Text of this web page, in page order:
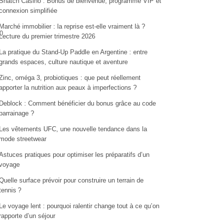
simplifiée
immobilier : la reprise est-elle vraiment là ?
du premier trimestre 2026
pratique du Stand-Up Paddle en Argentine : entre
espaces, culture nautique et aventure
oméga 3, probiotiques : que peut réellement
la nutrition aux peaux à imperfections ?
: Comment bénéficier du bonus grâce au code
?
vêtements UFC, une nouvelle tendance dans la
streetwear
pratiques pour optimiser les préparatifs d’un
surface prévoir pour construire un terrain de
?
voyage lent : pourquoi ralentir change tout à ce qu’on
d’un séjour